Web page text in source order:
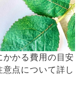
かる費用の目安
点について詳し